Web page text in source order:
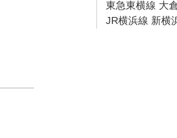
東急東横線 大
JR横浜線 新横